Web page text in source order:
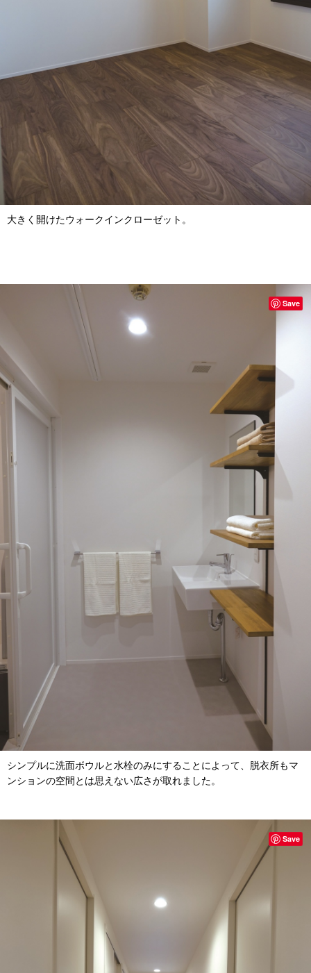
大きく開けたウォークインクローゼット。
シンプルに洗面ボウルと水栓のみにすることによって、脱衣所もマ
ンションの空間とは思えない広さが取れました。
Save
Save